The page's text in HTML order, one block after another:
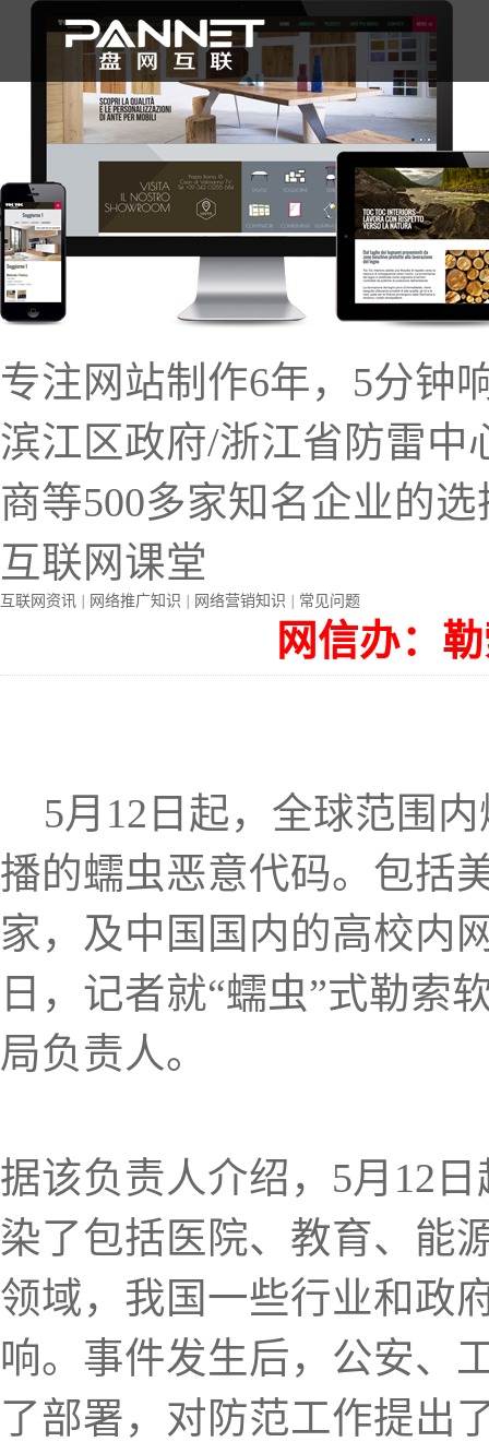
首 页
专注网站制作6年，5分钟
滨江区政府/浙江省防雷中
商等500多家知名企业的选
互联网课堂
互联网资讯 网络推广知识 网络营销知识 常见问题
网信办：
5月12日起，全球范围内
播的蠕虫恶意代码。包括
家，及中国国内的高校内
日，记者就“蠕虫”式勒索
局负责人。
据该负责人介绍，5月12
染了包括医院、教育、能
领域，我国一些行业和政
响。事件发生后，公安、
了部署，对防范工作提出